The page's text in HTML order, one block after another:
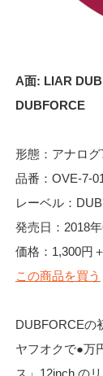
A面: LIAR
DUBFORCE
形態：アナロ
品番：OVE-7-
レーベル：
発売日：2018年
価格：1,300円
この商品を買う
DUBFORCEの
ヤフオクで●万
ス」12inch の